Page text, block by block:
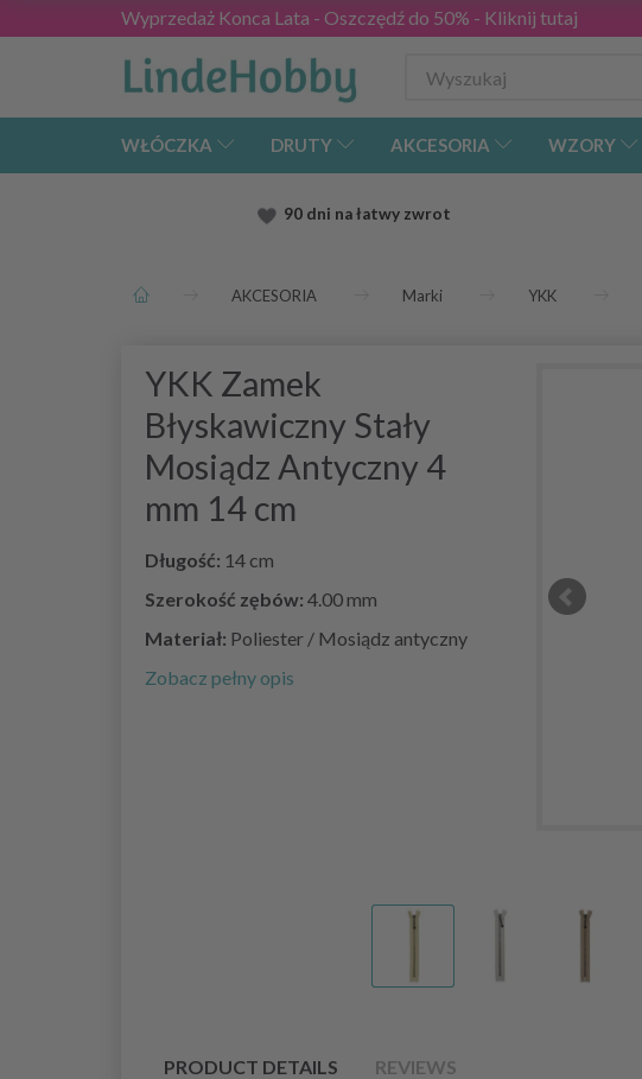
Wyprzedaż Konca Lata - Oszczędź do 50% - Kliknij tutaj
WŁÓCZKA DRUTY AKCESORIA WZORY
90 dni na łatwy zwrot
AKCESORIA Marki YKK
YKK Zamek
Błyskawiczny Stały
Mosiądz Antyczny 4
mm 14 cm
Długość: 14 cm
Szerokość zębów: 4.00 mm
Materiał: Poliester / Mosiądz antyczny
Zobacz pełny opis
PRODUCT DETAILS REVIEWS